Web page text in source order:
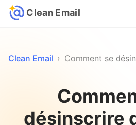
Clean Email
Clean Email › Comment se
désinscrire